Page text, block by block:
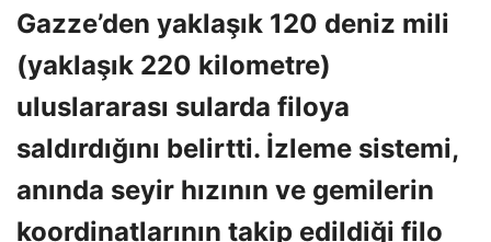
Gazze’den yaklaşık 120 deniz mili
(yaklaşık 220 kilometre)
uluslararası sularda filoya
saldırdığını belirtti. İzleme sistemi,
anında seyir hızının ve gemilerin
koordinatlarının takip edildiği filo